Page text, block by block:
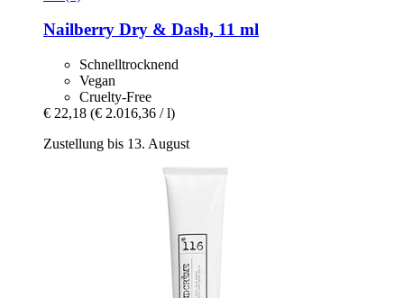
Nailberry Dry & Dash, 11 ml
Schnelltrocknend
Vegan
Cruelty-Free
€ 22,18 (€ 2.016,36 / l)
Zustellung bis 13. August